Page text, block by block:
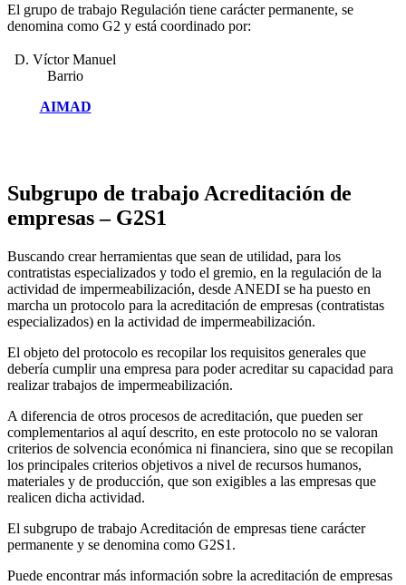
El grupo de trabajo Regulación tiene carácter permanente, se
denomina como G2 y está coordinado por:
D. Víctor Manuel
Barrio
AIMAD
Subgrupo de trabajo Acreditación de
empresas – G2S1
Buscando crear herramientas que sean de utilidad, para los
contratistas especializados y todo el gremio, en la regulación de la
actividad de impermeabilización, desde ANEDI se ha puesto en
marcha un protocolo para la acreditación de empresas (contratistas
especializados) en la actividad de impermeabilización.
El objeto del protocolo es recopilar los requisitos generales que
debería cumplir una empresa para poder acreditar su capacidad para
realizar trabajos de impermeabilización.
A diferencia de otros procesos de acreditación, que pueden ser
complementarios al aquí descrito, en este protocolo no se valoran
criterios de solvencia económica ni financiera, sino que se recopilan
los principales criterios objetivos a nivel de recursos humanos,
materiales y de producción, que son exigibles a las empresas que
realicen dicha actividad.
El subgrupo de trabajo Acreditación de empresas tiene carácter
permanente y se denomina como G2S1.
Puede encontrar más información sobre la acreditación de empresas